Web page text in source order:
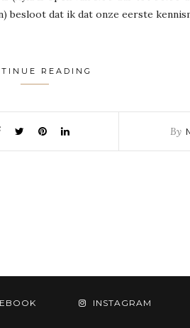
besloot dat ik dat onze eerste
READING
By
INSTAGRAM